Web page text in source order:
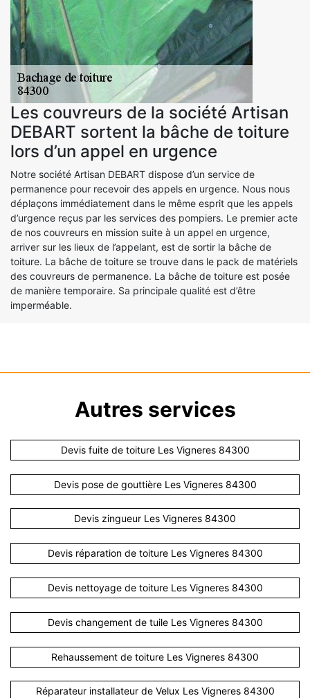
Les couvreurs de la société Artisan
DEBART sortent la bâche de toiture
lors d’un appel en urgence
Notre société Artisan DEBART dispose d’un service de
permanence pour recevoir des appels en urgence. Nous nous
déplaçons immédiatement dans le même esprit que les appels
d’urgence reçus par les services des pompiers. Le premier acte
de nos couvreurs en mission suite à un appel en urgence,
arriver sur les lieux de l’appelant, est de sortir la bâche de
toiture. La bâche de toiture se trouve dans le pack de matériels
des couvreurs de permanence. La bâche de toiture est posée
de manière temporaire. Sa principale qualité est d’être
imperméable.
Autres services
Devis fuite de toiture Les Vigneres 84300
Devis pose de gouttière Les Vigneres 84300
Devis zingueur Les Vigneres 84300
Devis réparation de toiture Les Vigneres 84300
Devis nettoyage de toiture Les Vigneres 84300
Devis changement de tuile Les Vigneres 84300
Rehaussement de toiture Les Vigneres 84300
Réparateur installateur de Velux Les Vigneres 84300